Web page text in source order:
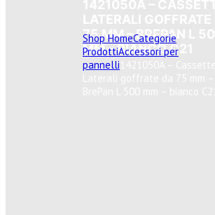
75 MM – BREPAN L
MM – BIANCO C21
Shop HomeCategorie
ProdottiAccessori per
pannelli